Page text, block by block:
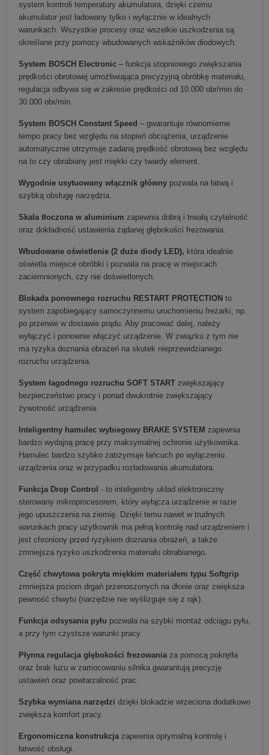
system kontroli temperatury akumulatora, dzięki czemu
akumulator jest ładowany tylko i wyłącznie w idealnych
warunkach. Wszystkie procesy oraz wszelkie uszkodzenia są
określane przy pomocy wbudowanych wskaźników diodowych.
System BOSCH Electronic – funkcja stopniowego zwiększania
prędkości obrotowej umożliwiająca precyzyjną obróbkę materiału,
regulacja odbywa się w zakresie prędkości od 10.000 obr/min do
30.000 obr/min.
System BOSCH Constant Speed – gwarantuje równomierne
tempo pracy bez względu na stopień obciążenia, urządzenie
automatycznie utrzymuje zadaną prędkość obrotową bez względu
na to czy obrabiany jest miękki czy twardy element.
Wygodnie usytuowany włącznik główny pozwala na łatwą i
szybką obsługę narzędzia.
Skala tłoczona w aluminium zapewnia dobrą i trwałą czytelność
oraz dokładność ustawienia żądanej głębokości frezowania.
Wbudowane oświetlenie (2 duże diody LED), która idealnie
oświetla miejsce obróbki i pozwala na pracę w miejscach
zaciemnionych, czy nie doświetlonych.
Blokada ponownego rozruchu RESTART PROTECTION to
system zapobiegający samoczynnemu uruchomieniu frezarki, np.
po przerwie w dostawie prądu. Aby pracować dalej, należy
wyłączyć i ponownie włączyć urządzenie. W związku z tym nie
ma ryzyka doznania obrażeń na skutek nieprzewidzianego
rozruchu urządzenia.
System łagodnego rozruchu SOFT START zwiększający
bezpieczeństwo pracy i ponad dwukrotnie zwiększający
żywotność urządzenia.
Inteligentny hamulec wybiegowy BRAKE SYSTEM zapewnia
bardzo wydajną pracę przy maksymalnej ochronie użytkownika.
Hamulec bardzo szybko zatrzymuje łańcuch po wyłączeniu
urządzenia oraz w przypadku rozładowania akumulatora.
Funkcja Drop Control - to inteligentny układ elektroniczny
sterowany mikroprocesorem, który wyłącza urządzenie w razie
jego upuszczenia na ziemię. Dzięki temu nawet w trudnych
warunkach pracy użytkownik ma pełną kontrolę nad urządzeniem i
jest chroniony przed ryzykiem doznania obrażeń, a także
zmniejsza ryzyko uszkodzenia materiału obrabianego.
Część chwytowa pokryta miękkim materiałem typu Softgrip
zmniejsza poziom drgań przenoszonych na dłonie oraz zwiększa
pewność chwytu (narzędzie nie wyślizguje się z rąk).
Funkcja odsysania pyłu pozwala na szybki montaż odciągu pyłu,
a przy tym czystsze warunki pracy.
Płynna regulacja głębokości frezowania za pomocą pokrętła
oraz brak luzu w zamocowaniu silnika gwarantują precyzję
ustawień oraz powtarzalność prac.
Szybka wymiana narzędzi dzięki blokadzie wrzeciona dodatkowo
zwiększa komfort pracy.
Ergonomiczna konstrukcja zapewnia optymalną kontrolę i
łatwość obsługi.